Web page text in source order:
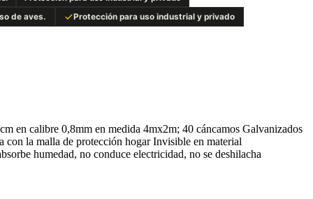
de aves. Protección para uso industrial y privado
en calibre 0,8mm en medida 4mx2m; 40 cáncamos Galvanizados
con la malla de protección hogar Invisible en material
humedad, no conduce electricidad, no se deshilacha